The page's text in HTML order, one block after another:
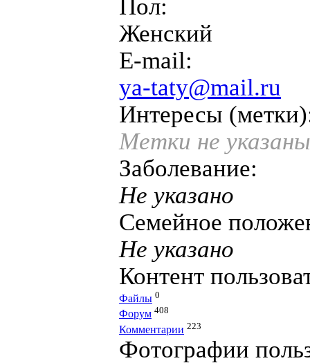
Пол:
Женский
E-mail:
ya-taty@mail.ru
Интересы
Метки не указаны
Заболевание:
Не указано
Семейное
Не указано
Контент
Файлы 0
Форум 408
Комментарии 223
Фотографии